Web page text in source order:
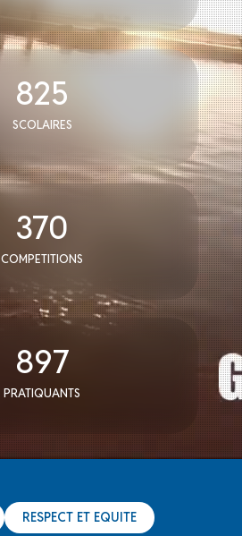
825
SCOLAIRES
370
COMPETITIONS
897
PRATIQUANTS
RESPECT ET EQUITE